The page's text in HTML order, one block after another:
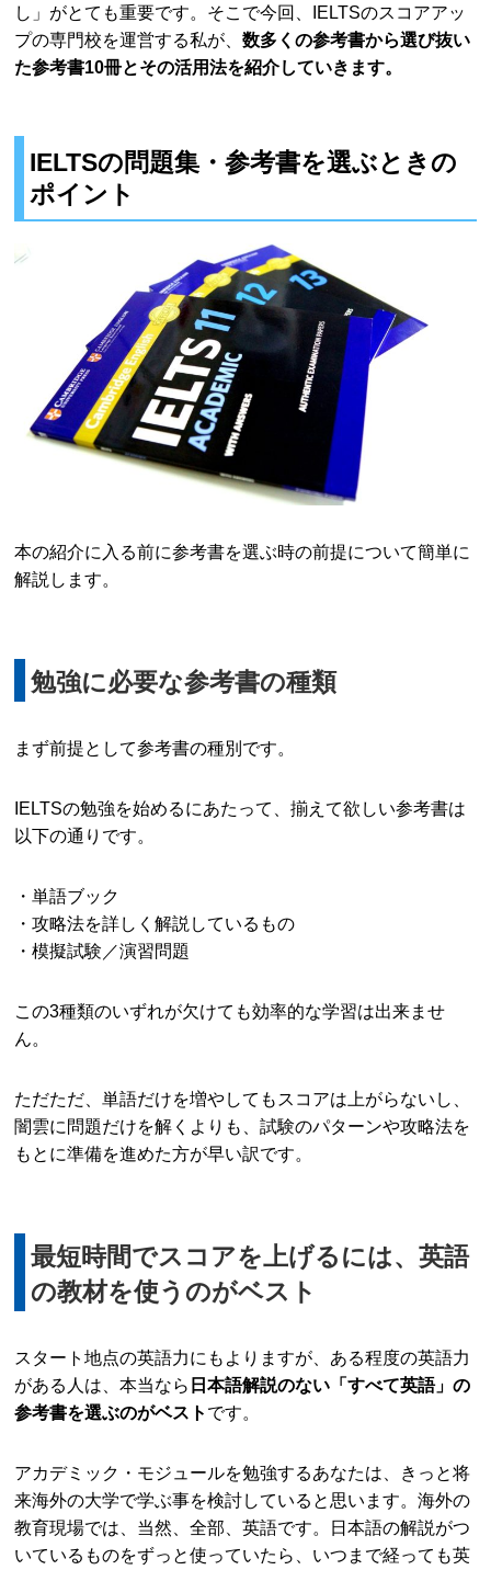
し」がとても重要です。そこで今回、IELTSのスコアアッ
プの専門校を運営する私が、数多くの参考書から選び抜い
た参考書10冊とその活用法を紹介していきます。
IELTSの問題集・参考書を選ぶときの
ポイント
本の紹介に入る前に参考書を選ぶ時の前提について簡単に
解説します。
勉強に必要な参考書の種類
まず前提として参考書の種別です。
IELTSの勉強を始めるにあたって、揃えて欲しい参考書は
以下の通りです。
・単語ブック
・攻略法を詳しく解説しているもの
・模擬試験／演習問題
この3種類のいずれが欠けても効率的な学習は出来ませ
ん。
ただただ、単語だけを増やしてもスコアは上がらないし、
闇雲に問題だけを解くよりも、試験のパターンや攻略法を
もとに準備を進めた方が早い訳です。
最短時間でスコアを上げるには、英語
の教材を使うのがベスト
スタート地点の英語力にもよりますが、ある程度の英語力
がある人は、本当なら 日本語解説のない「すべて英語」の
参考書を選ぶのがベスト です。
アカデミック・モジュールを勉強するあなたは、きっと将
来海外の大学で学ぶ事を検討していると思います。海外の
教育現場では、当然、全部、英語です。日本語の解説がつ
いているものをずっと使っていたら、いつまで経っても英